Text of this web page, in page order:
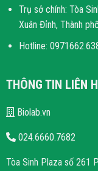
Trụ sở chính: Tòa
Xuân Đỉnh, Thành
Hotline:
THÔNG TIN LIÊN
Biolab.vn
024.6660.7682
Tòa Sinh Plaza số 261